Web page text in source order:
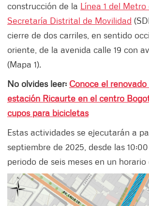
construcción de la Línea 1 del
Secretaría Distrital de Movilidad
cierre de dos carriles, en sentido
oriente, de la avenida calle 19 con
(Mapa 1).
No olvides leer: Conoce el
estación Ricaurte en el centro
cupos para bicicletas
Estas actividades se ejecutarán a
septiembre de 2025, desde las
periodo de seis meses en un horario